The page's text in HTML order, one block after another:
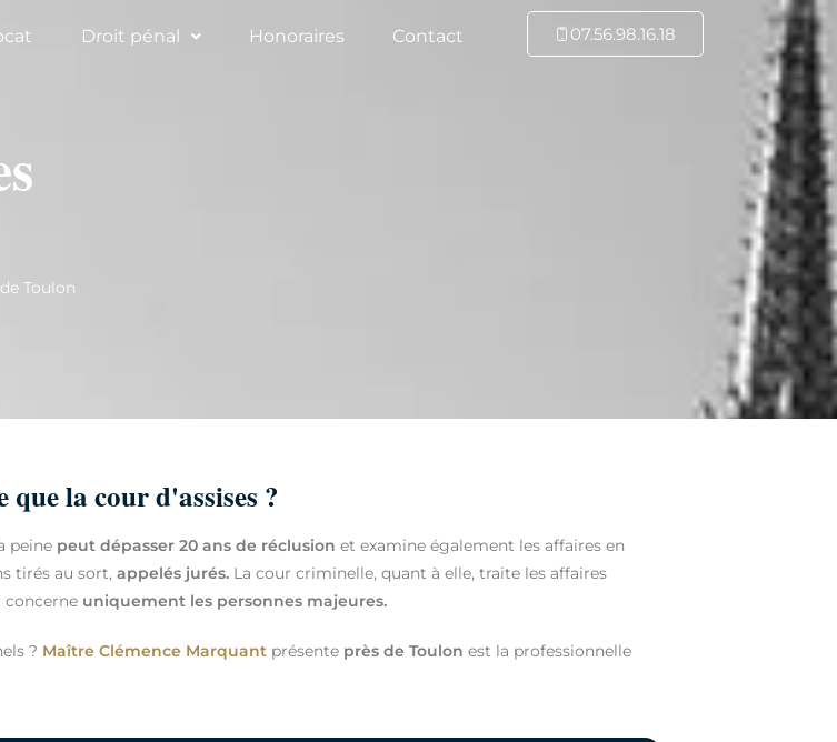
Droit pénal Honoraires Contact 07.56.98.16.18
Toulon
que la cour d'assises ?
peine peut dépasser 20 ans de réclusion et examine également les affaires en
tirés au sort, appelés jurés. La cour criminelle, quant à elle, traite les affaires
concerne uniquement les personnes majeures.
? Maître Clémence Marquant présente près de Toulon est la professionnelle